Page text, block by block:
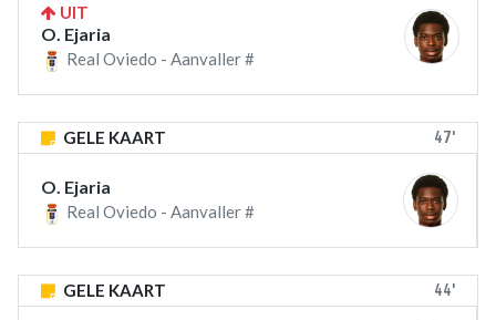
UIT
O. Ejaria
Real Oviedo - Aanvaller #
GELE KAART 47'
O. Ejaria
Real Oviedo - Aanvaller #
GELE KAART 44'